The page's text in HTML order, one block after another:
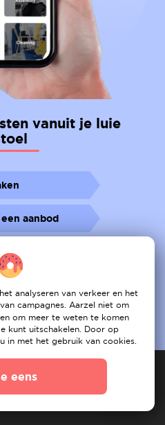
vanuit je luie
aanbod
analyseren van verkeer en het
campagnes. Aarzel niet om
om meer te weten te komen
kunt uitschakelen. Door op
in met het gebruik van cookies.
eens